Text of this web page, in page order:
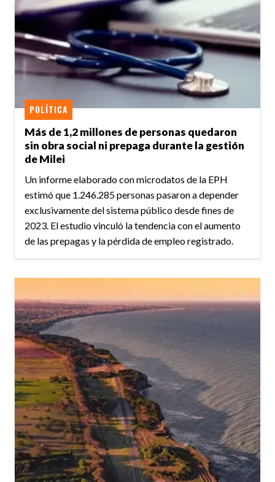
Más de 1,2 millones de personas quedaron
sin obra social ni prepaga durante la gestión
de Milei
POLÍTICA
Un informe elaborado con microdatos de la EPH
estimó que 1.246.285 personas pasaron a depender
exclusivamente del sistema público desde fines de
2023. El estudio vinculó la tendencia con el aumento
de las prepagas y la pérdida de empleo registrado.